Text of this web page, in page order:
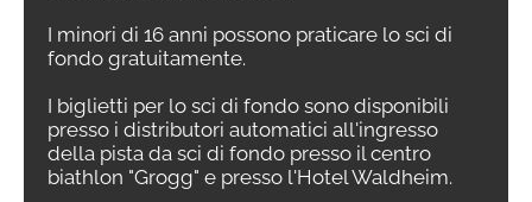
I minori di 16 anni possono praticare lo sci di
fondo gratuitamente.
I biglietti per lo sci di fondo sono disponibili
presso i distributori automatici all'ingresso
della pista da sci di fondo presso il centro
biathlon "Grogg" e presso l'Hotel Waldheim.